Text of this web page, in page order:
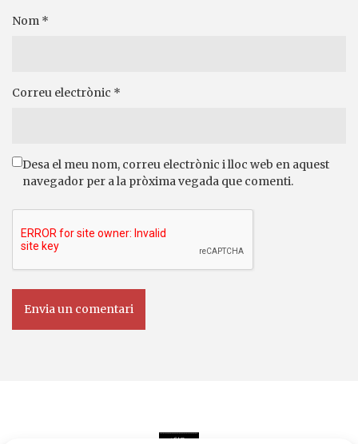
Nom *
Correu electrònic *
Desa el meu nom, correu electrònic i lloc web en aquest
navegador per a la pròxima vegada que comenti.